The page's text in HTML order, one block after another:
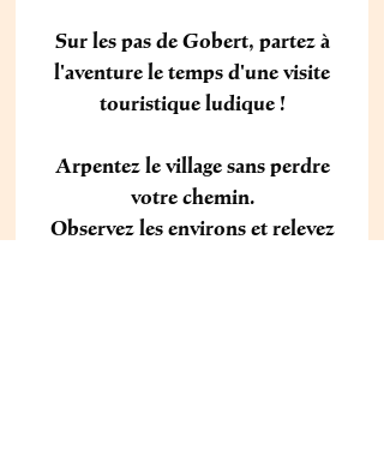
Sur les pas de Gobert, partez à
l'aventure le temps d'une visite
touristique ludique !
Arpentez le village sans perdre
votre chemin.
Observez les environs et relevez